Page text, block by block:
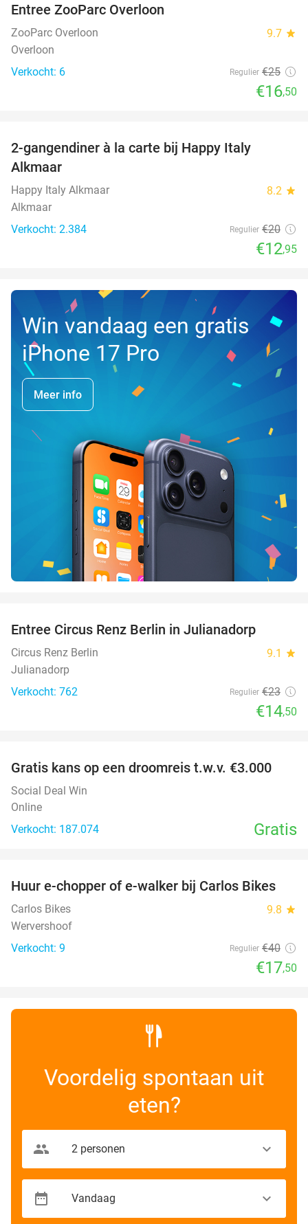
TODAY
Entree ZooParc Overloon
ZooParc Overloon 9.7 star
Overloon
Verkocht: 6
Regulier €25
€16,50
2-gangendiner à la carte bij Happy Italy
Alkmaar
Happy Italy Alkmaar 8.2 star
Alkmaar
Verkocht: 2.384
Regulier €20
€12,95
Win vandaag een gratis
iPhone 17 Pro
Meer info
Entree Circus Renz Berlin in Julianadorp
Circus Renz Berlin 9.1 star
Julianadorp
Verkocht: 762
Regulier €23
€14,50
Gratis kans op een droomreis t.w.v. €3.000
Social Deal Win
Online
Verkocht: 187.074
Gratis
56%
TODAY
Huur e-chopper of e-walker bij Carlos Bikes
Carlos Bikes 9.8 star
Wervershoof
Verkocht: 9
Regulier €40
€17,50
Voordelig spontaan uit
eten?